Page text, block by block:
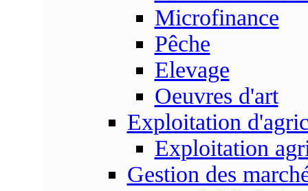
Microfinance
Pêche
Elevage
Oeuvres d'art
Exploitation
Exploitation
Gestion des